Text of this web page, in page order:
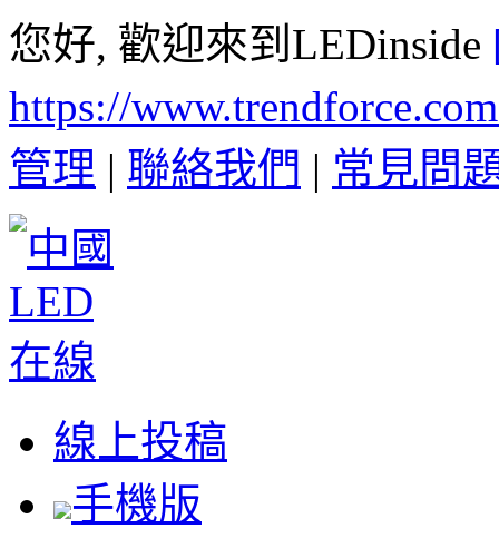
您好, 歡迎來到LEDinside
https://
管理 | 聯絡我們 | 常見問
線上投稿
手機版